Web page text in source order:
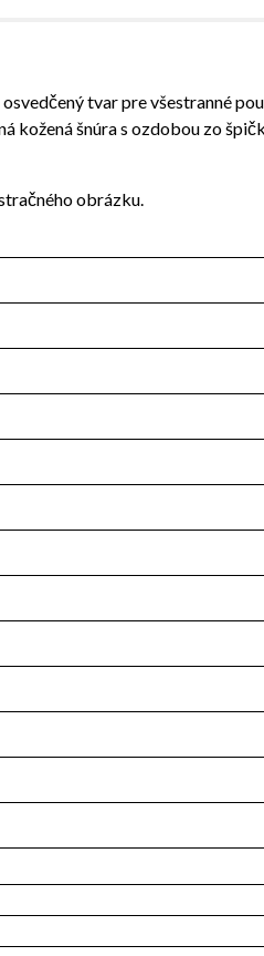
tvar pre všestranné
šnúra s ozdobou zo
obrázku.